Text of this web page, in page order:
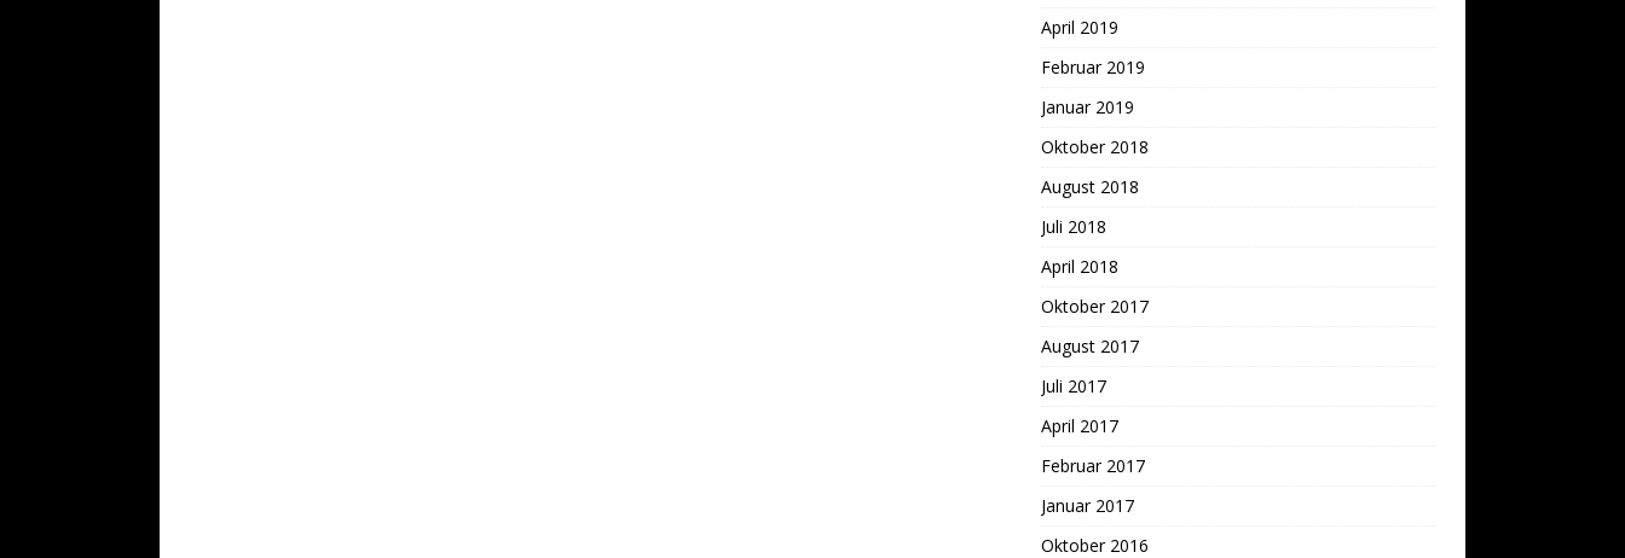
April 2019
Februar 2019
Januar 2019
Oktober 2018
August 2018
Juli 2018
April 2018
Oktober 2017
August 2017
Juli 2017
April 2017
Februar 2017
Januar 2017
Oktober 2016